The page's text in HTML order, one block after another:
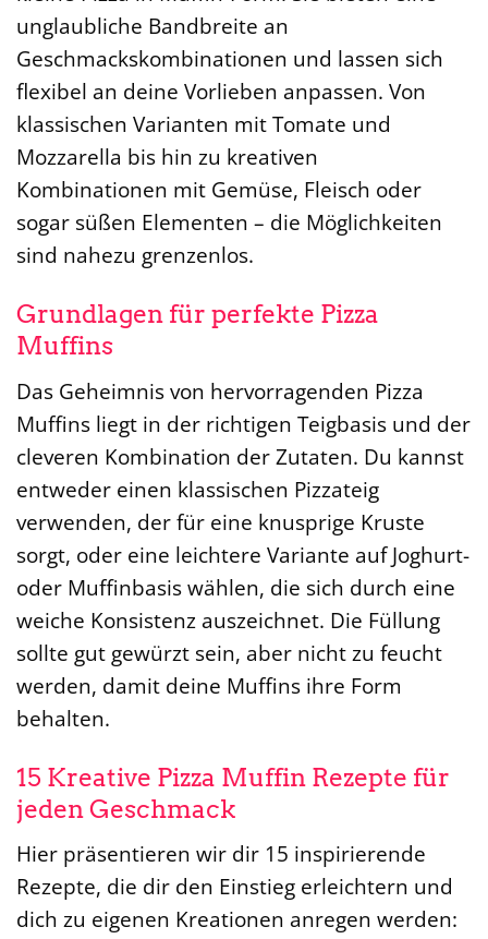
unglaubliche Bandbreite an
Geschmackskombinationen und lassen sich
flexibel an deine Vorlieben anpassen. Von
klassischen Varianten mit Tomate und
Mozzarella bis hin zu kreativen
Kombinationen mit Gemüse, Fleisch oder
sogar süßen Elementen – die Möglichkeiten
sind nahezu grenzenlos.
Grundlagen für perfekte Pizza
Muffins
Das Geheimnis von hervorragenden Pizza
Muffins liegt in der richtigen Teigbasis und der
cleveren Kombination der Zutaten. Du kannst
entweder einen klassischen Pizzateig
verwenden, der für eine knusprige Kruste
sorgt, oder eine leichtere Variante auf Joghurt-
oder Muffinbasis wählen, die sich durch eine
weiche Konsistenz auszeichnet. Die Füllung
sollte gut gewürzt sein, aber nicht zu feucht
werden, damit deine Muffins ihre Form
behalten.
15 Kreative Pizza Muffin Rezepte für
jeden Geschmack
Hier präsentieren wir dir 15 inspirierende
Rezepte, die dir den Einstieg erleichtern und
dich zu eigenen Kreationen anregen werden: